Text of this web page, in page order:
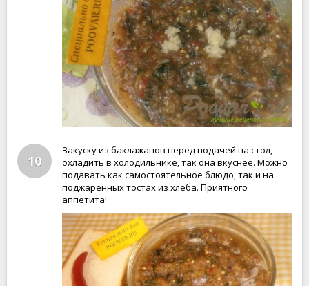
10
Закуску из баклажанов перед подачей на стол,
охладить в холодильнике, так она вкуснее. Можно
подавать как самостоятельное блюдо, так и на
поджаренных тостах из хлеба. Приятного
аппетита!